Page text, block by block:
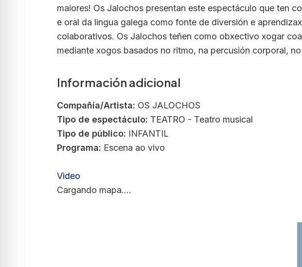
maiores! Os Jalochos presentan este espectáculo que ten
e oral da lingua galega como fonte de diversión e
colaborativos. Os Jalochos teñen como obxectivo xogar
mediante xogos basados no ritmo, na percusión corporal,
Información adicional
Compañía/Artista: OS JALOCHOS
Tipo de espectáculo: TEATRO - Teatro musical
Tipo de público: INFANTIL
Programa: Escena ao vivo
Video
Cargando mapa....